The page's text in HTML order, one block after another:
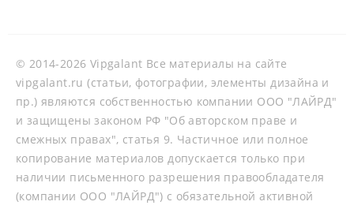
© 2014-2026 Vipgalant Все материалы на сайте
vipgalant.ru (статьи, фотографии, элементы дизайна и
пр.) являются собственностью компании ООО "ЛАЙРД"
и защищены законом РФ "Об авторском праве и
смежных правах", статья 9. Частичное или полное
копирование материалов допускается только при
наличии письменного разрешения правообладателя
(компании ООО "ЛАЙРД") с обязательной активной